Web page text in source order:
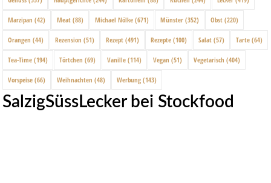
Marzipan (42) Meat (88) Michael Nölke (671) Münster (352) Obst (220)
Orangen (44) Rezension (51) Rezept (491) Rezepte (100) Salat (57) Tarte (64)
Tea-Time (194) Törtchen (69) Vanille (114) Vegan (51) Vegetarisch (404)
Vorspeise (66) Weihnachten (48) Werbung (143)
SalzigSüssLecker bei Stockfood